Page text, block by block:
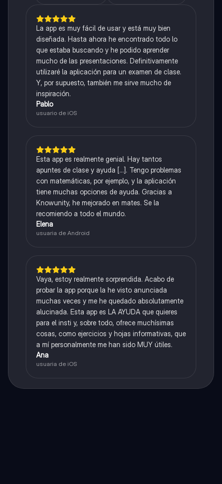
La app es muy fácil de usar y está muy bien
diseñada. Hasta ahora he encontrado todo lo
que estaba buscando y he podido aprender
mucho de las presentaciones. Definitivamente
utilizaré la aplicación para un examen de clase.
Y, por supuesto, también me sirve mucho de
inspiración.
Pablo
usuario de iOS
Esta app es realmente genial. Hay tantos
apuntes de clase y ayuda [...]. Tengo problemas
con matemáticas, por ejemplo, y la aplicación
tiene muchas opciones de ayuda. Gracias a
Knowunity, he mejorado en mates. Se la
recomiendo a todo el mundo.
Elena
usuaria de Android
Vaya, estoy realmente sorprendida. Acabo de
probar la app porque la he visto anunciada
muchas veces y me he quedado absolutamente
alucinada. Esta app es LA AYUDA que quieres
para el insti y, sobre todo, ofrece muchísimas
cosas, como ejercicios y hojas informativas, que
a mí personalmente me han sido MUY útiles.
Ana
usuaria de iOS